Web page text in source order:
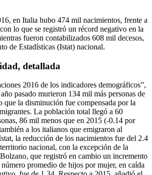
en Italia hubo 474 mil nacimientos, frente a
lo que se registró un récord negativo en la
fueron contabilizados 608 mil decesos,
de Estadísticas (Istat) nacional.
detallada
2016 de los indicadores demográficos”,
pasado murieron 134 mil más personas de
que la disminución fue compensada por la
La población total llegó a 60
86 mil menos que en 2015 (-0.14 por
a los italianos que emigraron al
la reducción de los nacimientos fue del 2.4
nacional, con la excepción de la
que registró en cambio un incremento
promedio de hijos por mujer, en caída